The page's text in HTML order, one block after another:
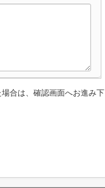
合は、確認画面へお進み下